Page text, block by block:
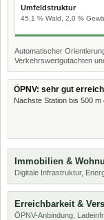
Umfeldstruktur
45,1 % Wald, 2,0 %
Automatischer
Verkehrswertgutachten
ÖPNV: sehr gut
Nächste Station bis 500 m
Immobilien &
Digitale Infrastruktur,
Erreichbarkeit &
ÖPNV-Anbindung,